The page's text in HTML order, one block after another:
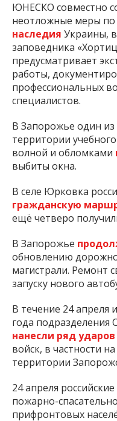
ЮНЕСКО совместно
неотложные меры по
наследия Украины,
заповедника
предусматривает
работы,
профессиональных
специалистов.
В Запорожье один
территории
волной и обломками
выбиты окна.
В селе Юрковка
гражданскую
ещё четверо
В Запорожье
обновлению
магистрали. Ремонт
запуску нового
В течение 24 апреля
года
нанесли ряд ударов
войск, в частности
территории
24 апреля
пожарно-
прифронтовых